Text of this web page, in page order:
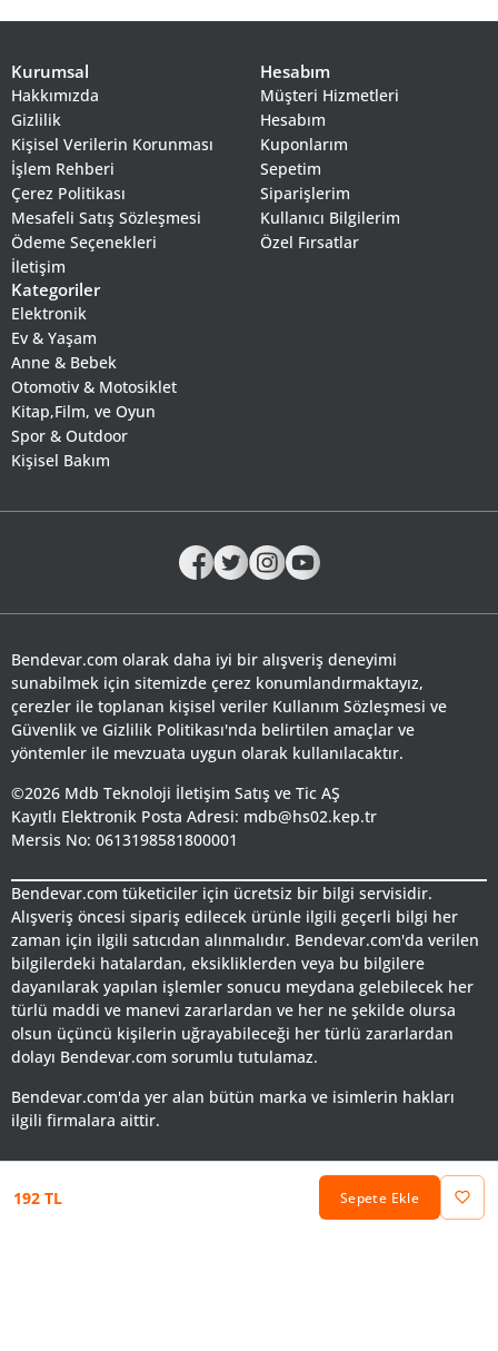
192 TL Sepete Ekle
Kurumsal
Hakkımızda
Gizlilik
Kişisel Verilerin Korunması
İşlem Rehberi
Çerez Politikası
Mesafeli Satış Sözleşmesi
Ödeme Seçenekleri
İletişim
Hesabım
Müşteri Hizmetleri
Hesabım
Kuponlarım
Sepetim
Siparişlerim
Kullanıcı Bilgilerim
Özel Fırsatlar
Kategoriler
Elektronik
Ev & Yaşam
Anne & Bebek
Otomotiv & Motosiklet
Kitap,Film, ve Oyun
Spor & Outdoor
Kişisel Bakım
Bendevar.com olarak daha iyi bir alışveriş deneyimi
sunabilmek için sitemizde çerez konumlandırmaktayız,
çerezler ile toplanan kişisel veriler Kullanım Sözleşmesi ve
Güvenlik ve Gizlilik Politikası'nda belirtilen amaçlar ve
yöntemler ile mevzuata uygun olarak kullanılacaktır.
©2026 Mdb Teknoloji İletişim Satış ve Tic AŞ
Kayıtlı Elektronik Posta Adresi: mdb@hs02.kep.tr
Mersis No: 0613198581800001
Bendevar.com tüketiciler için ücretsiz bir bilgi servisidir.
Alışveriş öncesi sipariş edilecek ürünle ilgili geçerli bilgi her
zaman için ilgili satıcıdan alınmalıdır. Bendevar.com'da verilen
bilgilerdeki hatalardan, eksikliklerden veya bu bilgilere
dayanılarak yapılan işlemler sonucu meydana gelebilecek her
türlü maddi ve manevi zararlardan ve her ne şekilde olursa
olsun üçüncü kişilerin uğrayabileceği her türlü zararlardan
dolayı Bendevar.com sorumlu tutulamaz.
Bendevar.com'da yer alan bütün marka ve isimlerin hakları
ilgili firmalara aittir.
Keşfet Hesabım Kategoriler